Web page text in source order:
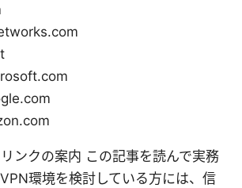
ンクの案内 この記事を読んで実務
環境を検討している方には、信